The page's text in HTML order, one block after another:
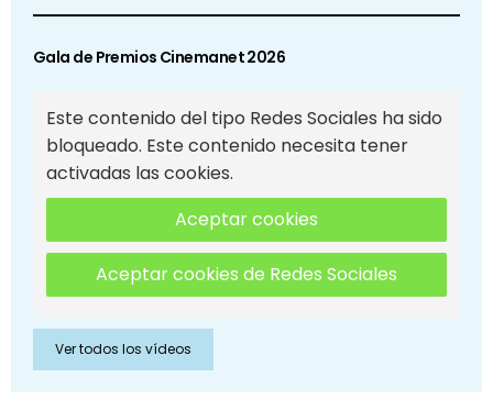
Gala de Premios Cinemanet 2026
Este contenido del tipo Redes Sociales ha sido
bloqueado. Este contenido necesita tener
activadas las cookies.
Aceptar cookies
Aceptar cookies de Redes Sociales
Ver todos los vídeos